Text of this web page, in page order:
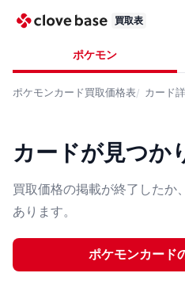
買取表
ポケモン
ポケモンカード買取価格表 カード
カードが見つか
買取価格の掲載が終了したか
あります。
ポケモンカード